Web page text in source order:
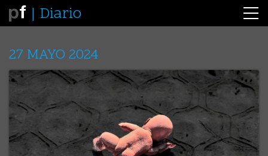
Diario
27 MAYO 2024